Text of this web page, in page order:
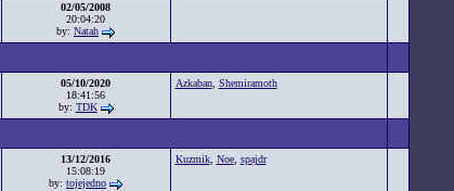
02/05/2008
20:04:20
by: Natah
05/10/2020
18:41:56
by: TDK
Azkaban, Shemiramoth
13/12/2016
15:08:19
by: tojejedno
Kuzmik, Noe, spajdr